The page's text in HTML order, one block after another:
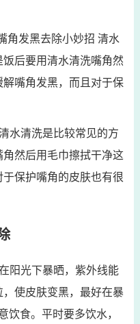
角发黑去除小妙招 清水
后要用清水清洗嘴角然
嘴角发黑，而且对于保
水清洗是比较常见的方
然后用毛巾擦拭干净这
保护嘴角的皮肤也有很
阳光下暴晒，紫外线能
使皮肤变黑，最好在暴
饮食。平时要多饮水，